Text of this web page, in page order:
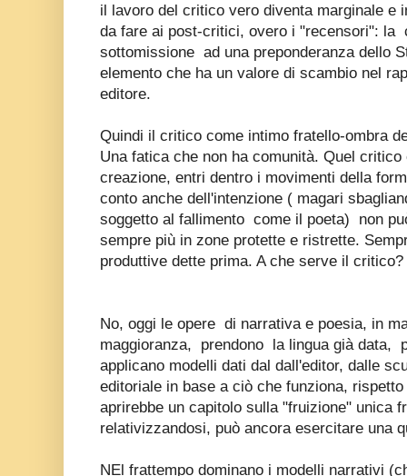
il lavoro del critico vero diventa marginale e
da fare ai post-critici, overo i "recensori": la
sottomissione ad una preponderanza dello
elemento che ha un valore di scambio nel
editore.
Quindi il critico come intimo fratello-ombra
Una fatica che non ha comunità. Quel
creazione, entri dentro i movimenti della
conto anche dell'intenzione ( magari
soggetto al fallimento come il poeta)
non
sempre più in zone protette e ristrette.
produttive dette prima. A che serve il
No, oggi le opere di narrativa e poesia, in
maggioranza,
prendono la lingua già data,
applicano modelli dati dal dall'editor, dalle
editoriale in base a ciò che funziona,
aprirebbe un capitolo sulla "fruizione" unica
relativizzandosi, può ancora esercitare una
NEl frattempo dominano i modelli narrativi